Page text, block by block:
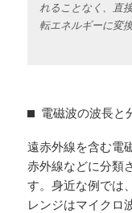
れることなく、直
転エネルギーに変
電磁波の波長と
遠赤外線を含む電
赤外線などに分類
す。身近な例では
レンジはマイクロ